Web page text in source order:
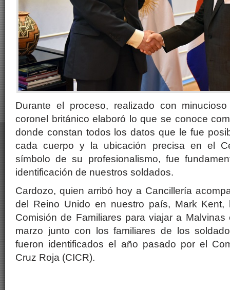
Durante el proceso, realizado con
coronel británico elaboró lo que se conoce
donde constan todos los datos que le fue
cada cuerpo y la ubicación precisa en el
símbolo de su profesionalismo, fue
identificación de nuestros soldados.
Cardozo, quien arribó hoy a Cancillería
del Reino Unido en nuestro país, Mark
Comisión de Familiares para viajar a
marzo junto con los familiares de los
fueron identificados el año pasado por el
Cruz Roja (CICR).